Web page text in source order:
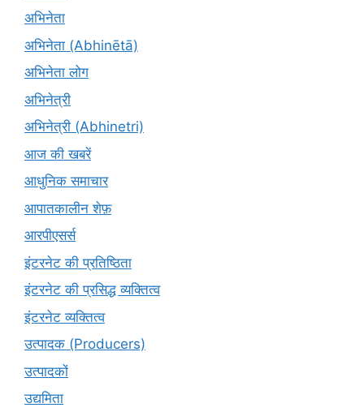
अभिनेता
अभिनेता (Abhinētā)
अभिनेता लोग
अभिनेत्री
अभिनेत्री (Abhinetri)
आज की खबरें
आधुनिक समाचार
आपातकालीन शेफ़
आरपीएसर्स
इंटरनेट की प्रतिष्ठिता
इंटरनेट की प्रसिद्ध व्यक्तित्व
इंटरनेट व्यक्तित्व
उत्पादक (Producers)
उत्पादकों
उद्यमिता